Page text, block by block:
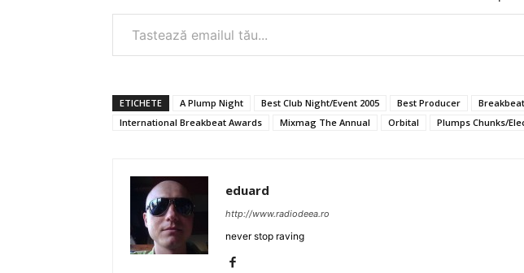
Tastează emailul tău...
ETICHETE A Plump Night Best Club Night/Event 2005 Best Producer
International Breakbeat Awards
Mixmag The Annual Orbital Plumps Chunks/
eduard
http://www.radiodeea.ro
never stop raving